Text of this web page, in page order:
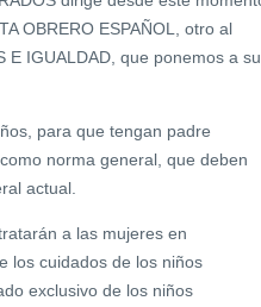
OBRERO ESPAÑOL, otro al
E IGUALDAD, que ponemos a su
para que tengan padre
norma general, que deben
actual.
a las mujeres en
los cuidados de los niños
exclusivo de los niños